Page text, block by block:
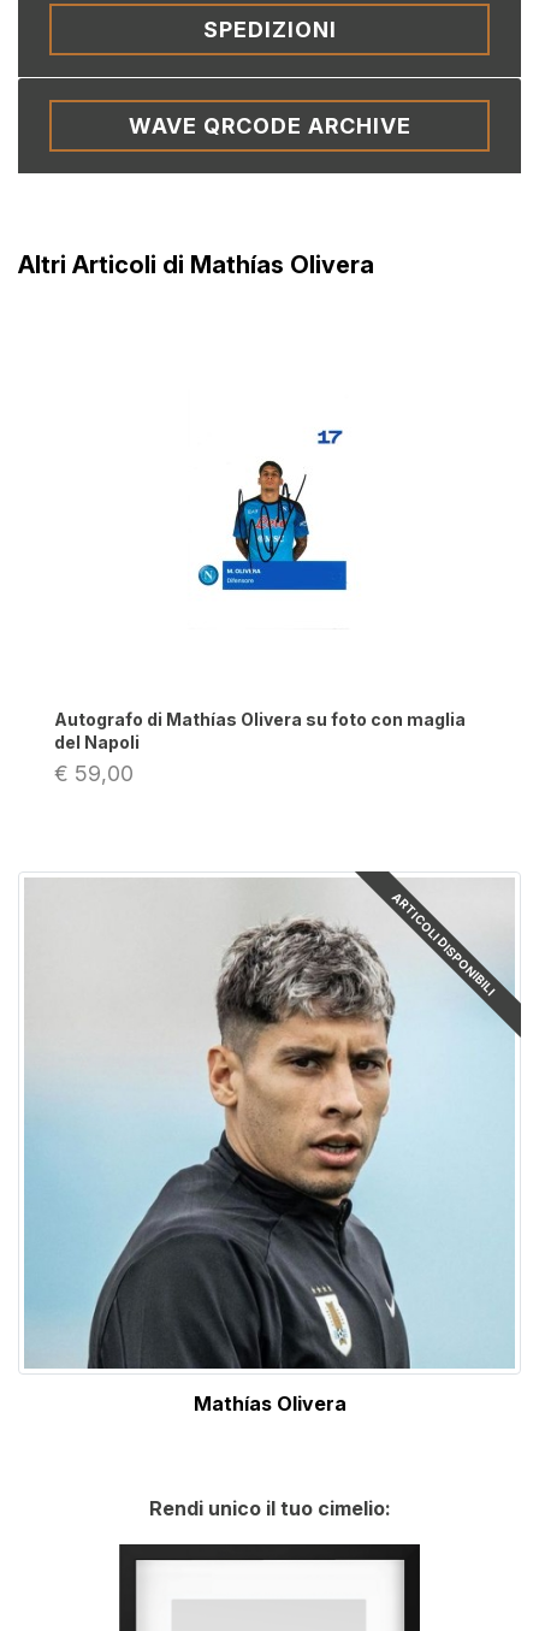
ARTICOLI DISPONIBILI
Mathías Olivera
Rendi unico il tuo cimelio:
SPEDIZIONI
WAVE QRCODE ARCHIVE
Altri Articoli di Mathías Olivera
Autografo di Mathías Olivera su foto con maglia
del Napoli
€ 59,00